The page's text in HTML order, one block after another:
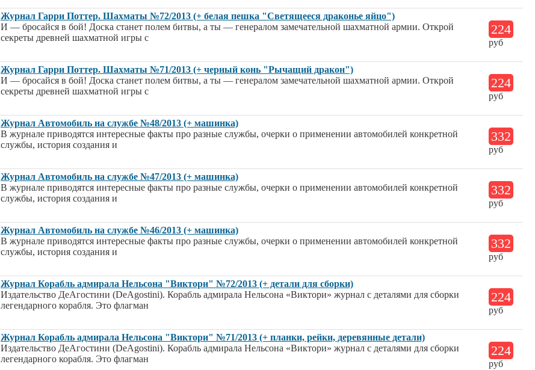
Журнал Гарри Поттер. Шахматы №72/2013 (+ белая пешка "Светящееся драконье яйцо")
И — бросайся в бой! Доска станет полем битвы, а ты — генералом замечательной шахматной армии. Открой
секреты древней шахматной игры с
224
руб
Журнал Гарри Поттер. Шахматы №71/2013 (+ черный конь "Рычащий дракон")
И — бросайся в бой! Доска станет полем битвы, а ты — генералом замечательной шахматной армии. Открой
секреты древней шахматной игры с
224
руб
Журнал Автомобиль на службе №48/2013 (+ машинка)
В журнале приводятся интересные факты про разные службы, очерки о применении автомобилей конкретной
службы, история создания и
332
руб
Журнал Автомобиль на службе №47/2013 (+ машинка)
В журнале приводятся интересные факты про разные службы, очерки о применении автомобилей конкретной
службы, история создания и
332
руб
Журнал Автомобиль на службе №46/2013 (+ машинка)
В журнале приводятся интересные факты про разные службы, очерки о применении автомобилей конкретной
службы, история создания и
332
руб
Журнал Корабль адмирала Нельсона "Виктори" №72/2013 (+ детали для сборки)
Издательство ДеАгостини (DeAgostini). Корабль адмирала Нельсона «Виктори» журнал с деталями для сборки
легендарного корабля. Это флагман
224
руб
Журнал Корабль адмирала Нельсона "Виктори" №71/2013 (+ планки, рейки, деревянные детали)
Издательство ДеАгостини (DeAgostini). Корабль адмирала Нельсона «Виктори» журнал с деталями для сборки
легендарного корабля. Это флагман
224
руб